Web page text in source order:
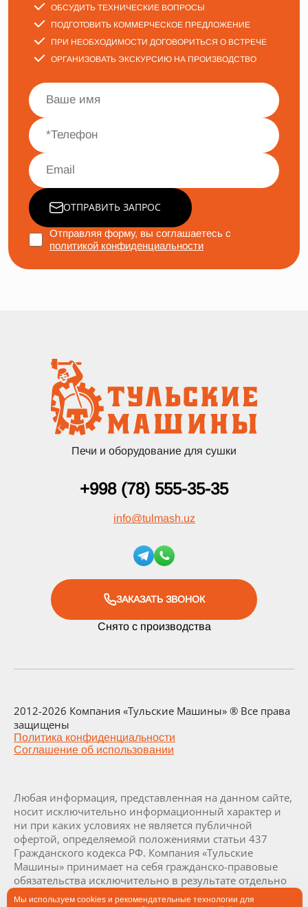
ОБСУДИТЬ ТЕХНИЧЕСКИЕ ВОПРОСЫ
ПОДГОТОВИТЬ КОММЕРЧЕСКОЕ ПРЕДЛОЖЕНИЕ
ПРИ НЕОБХОДИМОСТИ ДОГОВОРИТЬСЯ О ВСТРЕЧЕ
ОРГАНИЗОВАТЬ ЭКСКУРСИЮ НА ПРОИЗВОДСТВО
ОТПРАВИТЬ ЗАПРОС
Отправляя форму, вы соглашаетесь с
политикой конфиденциальности
Печи и оборудование для сушки
+998 (78) 555-35-35
info@tulmash.uz
ЗАКАЗАТЬ ЗВОНОК
Снято с производства
2012-2026 Компания «Тульские Машины» ® Все права
защищены
Политика конфиденциальности
Соглашение об использовании
Любая информация, представленная на данном сайте,
носит исключительно информационный характер и
ни при каких условиях не является публичной
офертой, определяемой положениями статьи 437
Гражданского кодекса РФ. Компания «Тульские
Машины» принимает на себя гражданско-правовые
обязательства исключительно в результате отдельно
и специально совершенных сделок. Визуализация и
Мы используем cookies и рекомендательные технологии для